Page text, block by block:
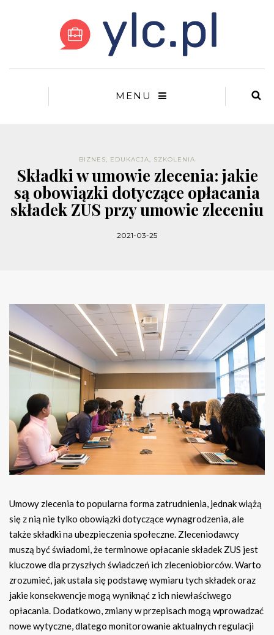
MENU
BIZNES, EDUKACJA, SZKOLENIA
Składki w umowie zlecenia: jakie
są obowiązki dotyczące opłacania
składek ZUS przy umowie zleceniu
2021-03-25
Umowy zlecenia to popularna forma zatrudnienia, jednak wiążą
się z nią nie tylko obowiązki dotyczące wynagrodzenia, ale
także składki na ubezpieczenia społeczne. Zleceniodawcy
muszą być świadomi, że terminowe opłacanie składek ZUS jest
kluczowe dla przyszłych świadczeń ich zleceniobiorców. Warto
zrozumieć, jak ustala się podstawę wymiaru tych składek oraz
jakie konsekwencje mogą wyniknąć z ich niewłaściwego
opłacania. Dodatkowo, zmiany w przepisach mogą wprowadzać
nowe wytyczne, dlatego monitorowanie aktualnych regulacji